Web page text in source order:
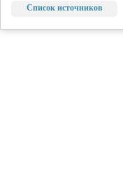
Список источников